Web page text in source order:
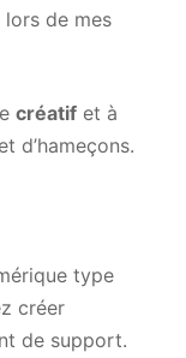
lors de mes
créatif et à
d’hameçons.
type
créer
de support.